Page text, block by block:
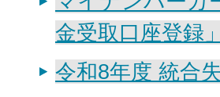
金受取口座登録
令和8年度 統合